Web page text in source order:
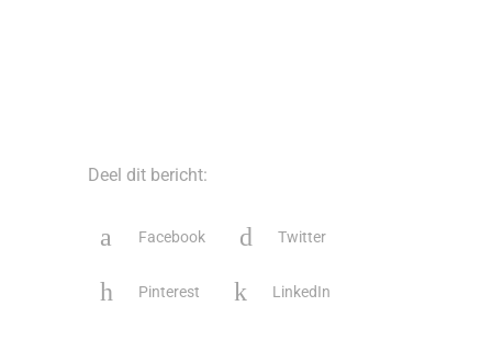
Deel dit bericht:
Facebook Twitter
Pinterest LinkedIn